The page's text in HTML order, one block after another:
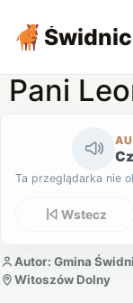
Pani
Ta przeglądarka nie
Wstecz
Autor: Gmina
Witoszów Dolny